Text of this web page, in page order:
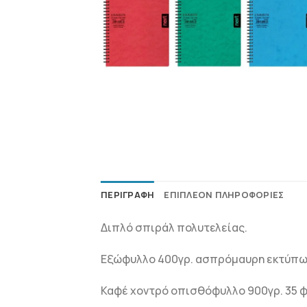
ΠΕΡΙΓΡΑΦΉ ΕΠΙΠΛΈΟΝ ΠΛΗΡΟΦΟΡΊΕΣ
Διπλό σπιράλ πολυτελείας.
Εξώφυλλο 400γρ. ασπρόμαυρη
Καφέ χοντρό οπισθόφυλλο 900γρ. 35